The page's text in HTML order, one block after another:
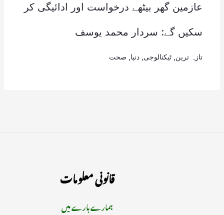
عازمین گھر بیٹھے درخواست اور ادائیگی کر
سکیں گے: سردار محمد یوسف
تازہ ترین ٹیکنالوجی دنیا صحت
قانونی معلومات
ہمارے بارے میں